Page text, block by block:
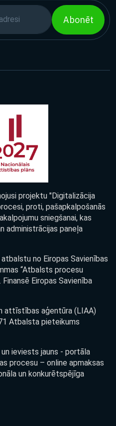
Abonēt
projektu "Digitalizācija
proti, pašapkalpošanās
sniegšanai, kas
administrācijas paneļa
no Eiropas Savienības
“Atbalsts procesu
Eiropas Savienība
attīstības aģentūra (LIAA)
Atbalsta pieteikums
ieviests jauns - portāla
procesu – online apmaksas
un konkurētspējīga